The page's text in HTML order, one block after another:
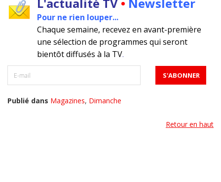
Pour ne rien louper...
Chaque semaine, recevez en avant-première
une sélection de programmes qui seront
bientôt diffusés à la TV.
Publié dans Magazines, Dimanche
Retour en haut